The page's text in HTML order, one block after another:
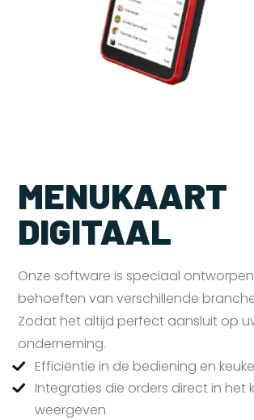
MENUKAART
DIGITAAL
Onze software is speciaal
behoeften van verschillende
Zodat het altijd perfect aansluit op
onderneming.
Efficiëntie in de bediening en
Integraties die orders direct in het
weergeven